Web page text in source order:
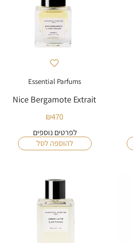
Essential Parfums
Nice Bergamote Extrait
₪470
לפרטים נוספים
להוספה לסל